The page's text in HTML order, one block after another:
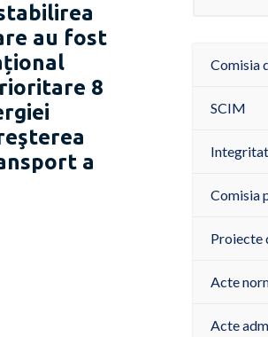
au fost
8
a
Comisia
SCIM
Comisia
Proiecte
Acte
Acte